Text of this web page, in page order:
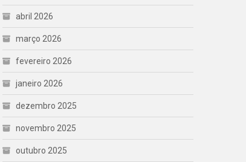
abril 2026
março 2026
fevereiro 2026
janeiro 2026
dezembro 2025
novembro 2025
outubro 2025